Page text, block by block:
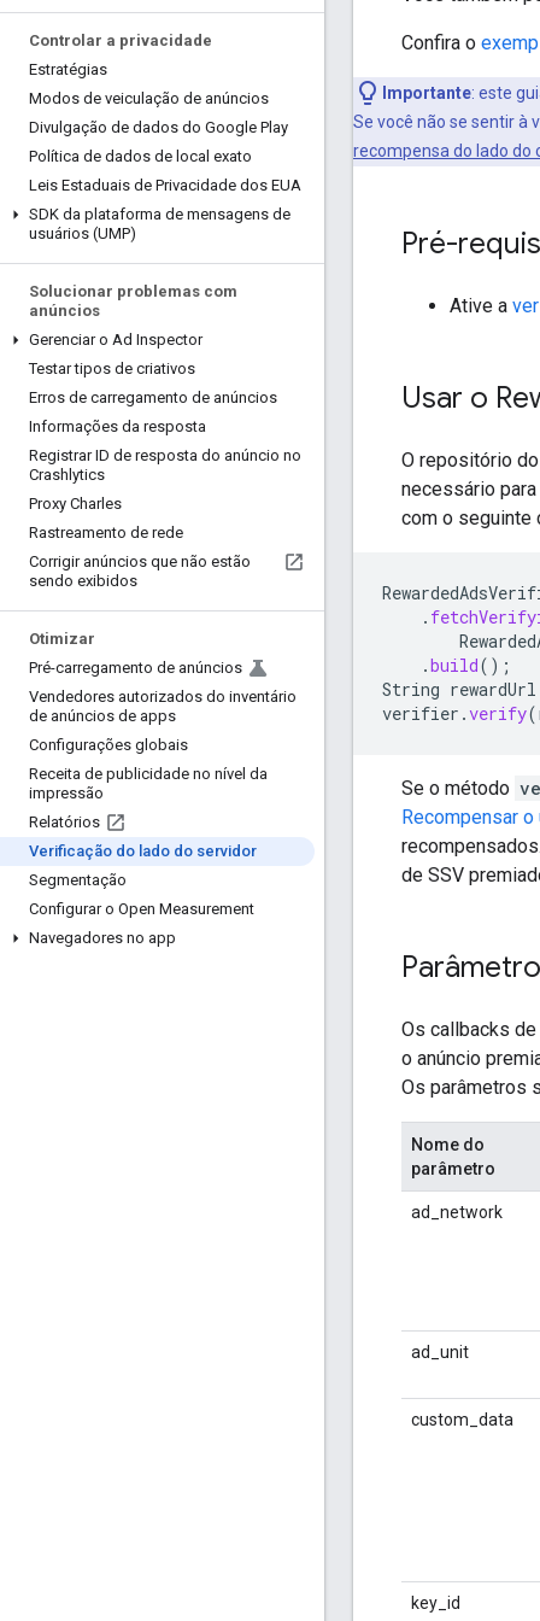
Controlar a privacidade
Estratégias
Modos de veiculação de anúncios
Divulgação de dados do Google Play
Política de dados de local exato
Leis Estaduais de Privacidade dos EUA
SDK da plataforma de mensagens de
usuários (UMP)
Solucionar problemas com
anúncios
Gerenciar o Ad Inspector
Testar tipos de criativos
Erros de carregamento de anúncios
Informações da resposta
Registrar ID de resposta do anúncio no
Crashlytics
Proxy Charles
Rastreamento de rede
Corrigir anúncios que não estão
sendo exibidos
Otimizar
Pré-carregamento de anúncios
Vendedores autorizados do inventário
de anúncios de apps
Configurações globais
Receita de publicidade no nível da
impressão
Relatórios
Verificação do lado do servidor
Segmentação
Configurar o Open Measurement
Navegadores no app
Confira o
Importante: este
Se você não se sentir à
recompensa do lado do
Pré-
Ative a
Usar o
O repositório
necessário
com o seguinte
.
.build();
String rewardUrl
verifier .verify(
Se o método
Recompensar o
de SSV
Os callbacks
o anúncio
Os parâmetros
Nome do
parâmetro
ad_network
ad_unit
custom_data
key_id